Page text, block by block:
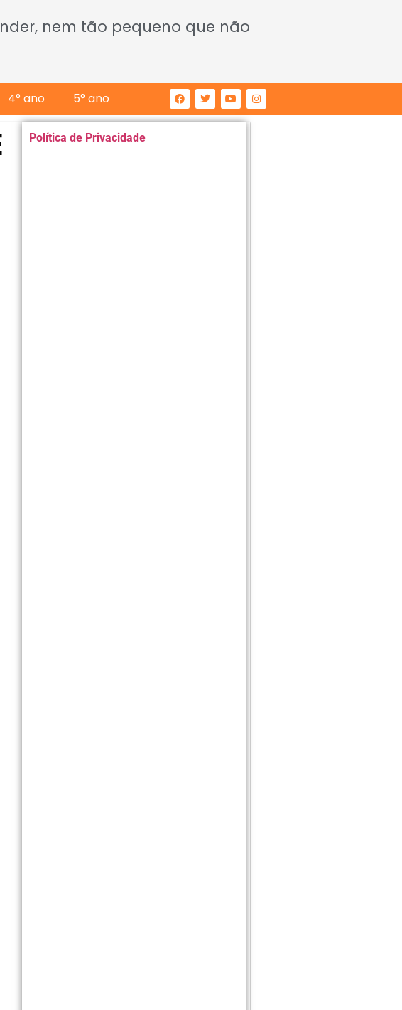
nem tão pequeno que não
4° ano 5° ano
Política de Privacidade